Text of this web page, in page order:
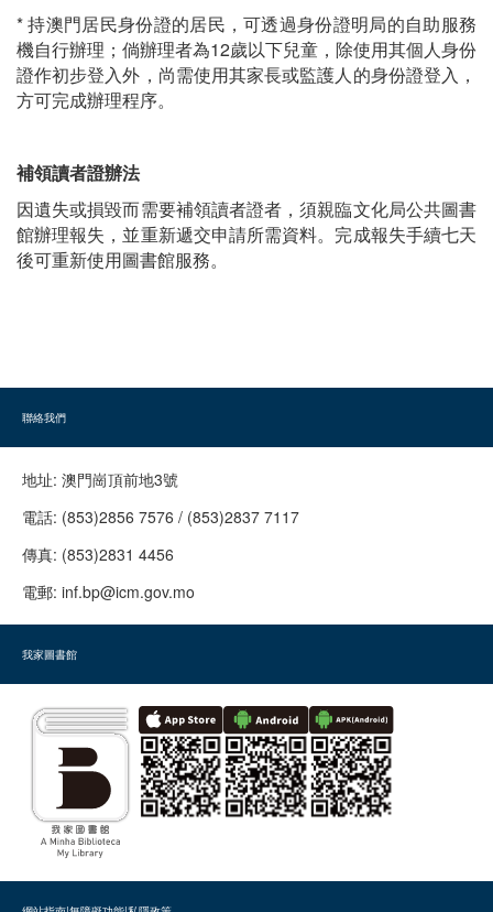
* 持澳門居民身份證的居民，可透過身份證明局的自助服務
機自行辦理；倘辦理者為12歲以下兒童，除使用其個人身份
證作初步登入外，尚需使用其家長或監護人的身份證登入，
方可完成辦理程序。
補領讀者證辦法
因遺失或損毀而需要補領讀者證者，須親臨文化局公共圖書
館辦理報失，並重新遞交申請所需資料。完成報失手續七天
後可重新使用圖書館服務。
聯絡我們
地址: 澳門崗頂前地3號
電話: (853)2856 7576 / (853)2837 7117
傳真: (853)2831 4456
電郵: inf.bp@icm.gov.mo
我家圖書館